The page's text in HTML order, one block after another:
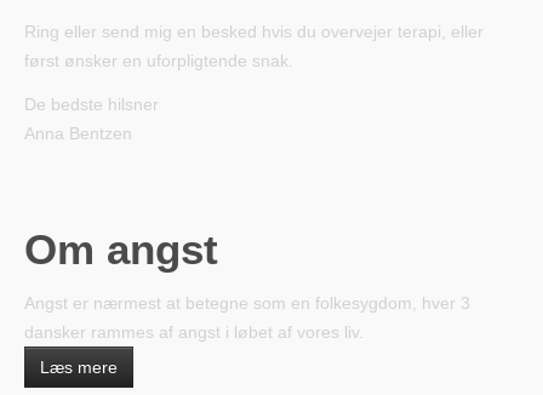
Ring eller send mig en besked hvis du overvejer terapi, eller
først ønsker en uforpligtende snak.
De bedste hilsner
Anna Bentzen
Om angst
Angst er nærmest at betegne som en folkesygdom, hver 3
dansker rammes af angst i løbet af vores liv.
Læs mere